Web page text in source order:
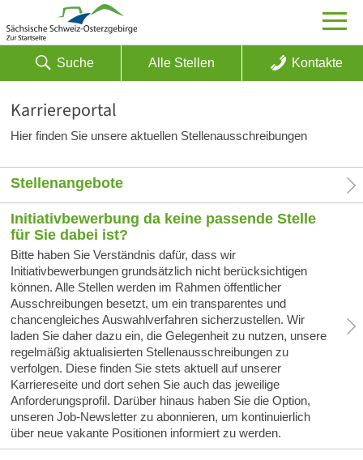
Suche Alle Stellen Kontakte
Karriereportal
Hier finden Sie unsere aktuellen Stellenausschreibungen
Stellenangebote
Initiativbewerbung da keine passende Stelle
für Sie dabei ist?
Bitte haben Sie Verständnis dafür, dass wir
Initiativbewerbungen grundsätzlich nicht berücksichtigen
können. Alle Stellen werden im Rahmen öffentlicher
Ausschreibungen besetzt, um ein transparentes und
chancengleiches Auswahlverfahren sicherzustellen. Wir
laden Sie daher dazu ein, die Gelegenheit zu nutzen, unsere
regelmäßig aktualisierten Stellenausschreibungen zu
verfolgen. Diese finden Sie stets aktuell auf unserer
Karriereseite und dort sehen Sie auch das jeweilige
Anforderungsprofil. Darüber hinaus haben Sie die Option,
unseren Job-Newsletter zu abonnieren, um kontinuierlich
über neue vakante Positionen informiert zu werden.